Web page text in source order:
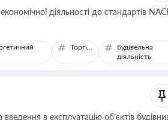
діяльності до стандартів
Торгівля
Будівельна
діяльність
в експлуатацію об’єктів